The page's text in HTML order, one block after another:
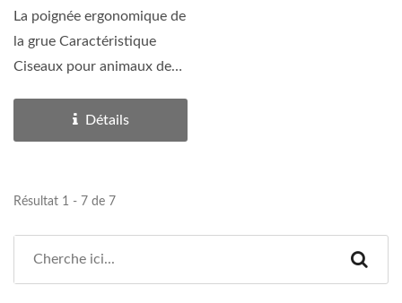
La poignée ergonomique de
la grue Caractéristique
Ciseaux pour animaux de
Détails
Résultat 1 - 7 de 7